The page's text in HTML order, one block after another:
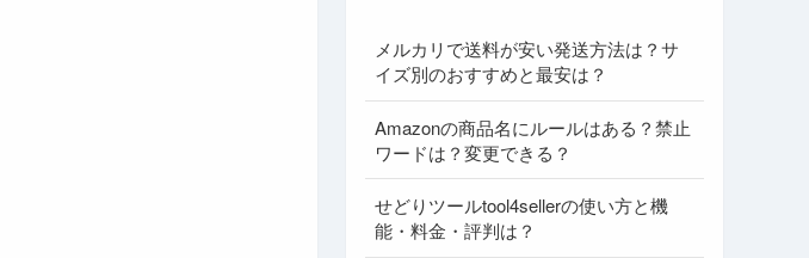
メルカリで送料が安い発送方法は？サ
イズ別のおすすめと最安は？
Amazonの商品名にルールはある？禁止
ワードは？変更できる？
せどりツールtool4sellerの使い方と機
能・料金・評判は？